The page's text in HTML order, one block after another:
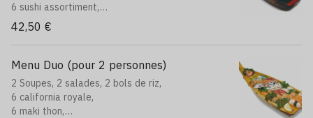
6 sushi assortiment,
6 maki saumon,
12 sashimi assortiment,
8 brochettes: 2 poulet, 2 boulettes, 2 saumon, 2
fromages
42,50 €
Menu Duo (pour 2 personnes)
2 Soupes, 2 salades, 2 bols de riz,
6 california royale,
6 maki thon,